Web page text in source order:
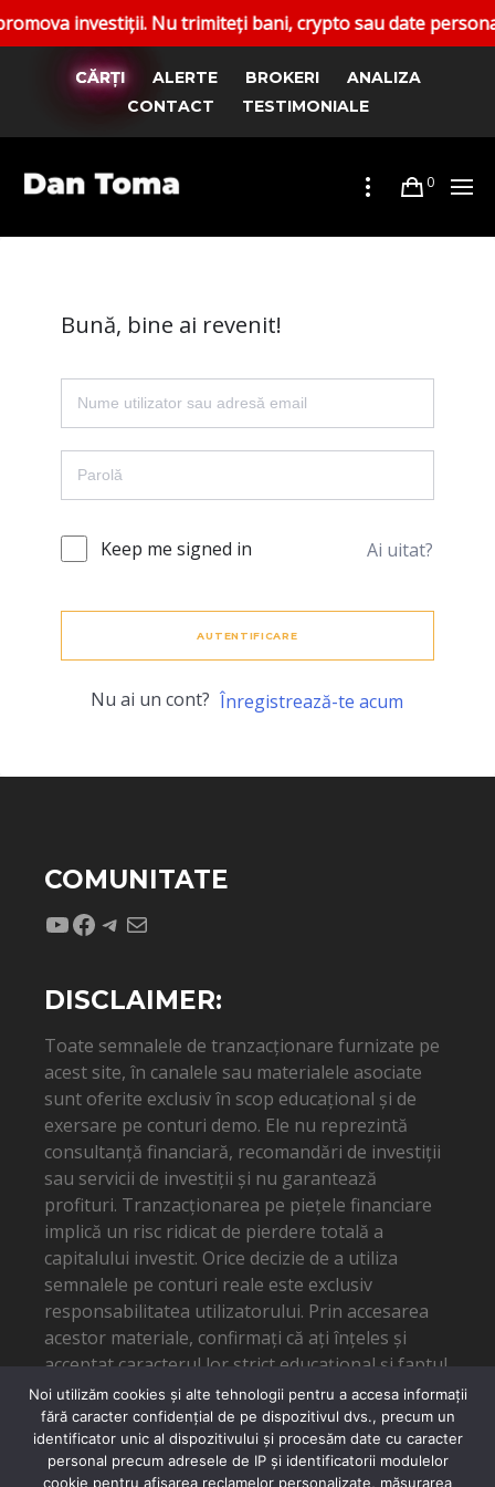
investiții. Nu trimiteți bani, crypto sau date
CĂRȚI ALERTE BROKERI
ANALIZA
CONTACT
TESTIMONIALE
0
Bună, bine ai revenit!
Keep me signed in Ai uitat?
AUTENTIFICARE
Nu ai un cont? Înregistrează-te acum
COMUNITATE
YouTube
Facebook
Telegram
Mail
DISCLAIMER:
Toate semnalele de tranzacționare furnizate pe
acest site, în canalele sau materialele asociate
sunt oferite exclusiv în scop educațional și de
exersare pe conturi demo. Ele nu reprezintă
consultanță financiară, recomandări de investiții
sau servicii de investiții și nu garantează
profituri. Tranzacționarea pe piețele financiare
implică un risc ridicat de pierdere totală a
capitalului investit. Orice decizie de a utiliza
semnalele pe conturi reale este exclusiv
responsabilitatea utilizatorului. Prin accesarea
acestor materiale, confirmați că ați înțeles și
acceptat caracterul lor strict educațional și faptul
că autorul nu poate fi tras la răspundere pentru
eventuale pierderi financiare.
Noi utilizăm cookies și alte tehnologii pentru a accesa informații
fără caracter confidențial de pe dispozitivul dvs., precum un
identificator unic al dispozitivului și procesăm date cu caracter
personal precum adresele de IP și identificatorii modulelor
cookie pentru afișarea reclamelor personalizate, măsurarea